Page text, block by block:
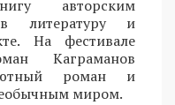
авторским
литературу и
На фестивале
Каграманов
роман и
миром.